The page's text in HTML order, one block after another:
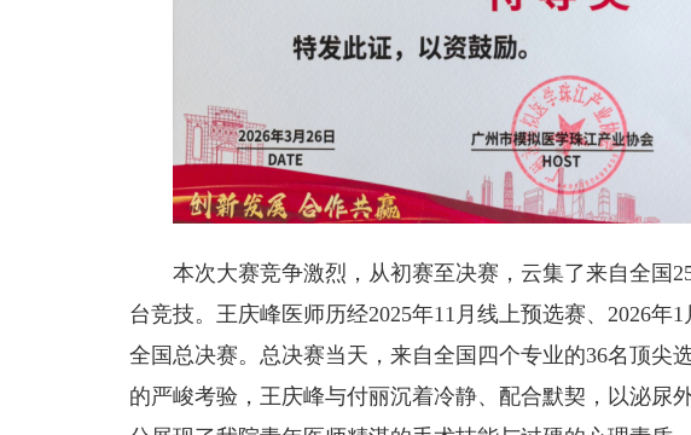
本次大赛竞争激烈，从初赛至决赛，云集了来自全国
台竞技。王庆峰医师历经2025年11月线上预选赛、2026年
全国总决赛。总决赛当天，来自全国四个专业的36名顶尖
的严峻考验，王庆峰与付丽沉着冷静、配合默契，以泌尿